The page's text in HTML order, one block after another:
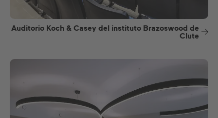
Auditorio Koch & Casey del instituto Brazoswood de
Clute